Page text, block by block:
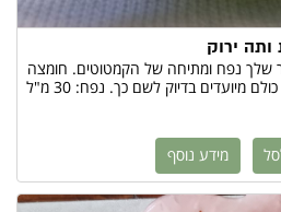
ותה ירוק
שלך נפח ומתיחה של הקמטוטים. חומצה
מיועדים בדיוק לשם כך. נפח: 30 מ"ל
מידע נוסף